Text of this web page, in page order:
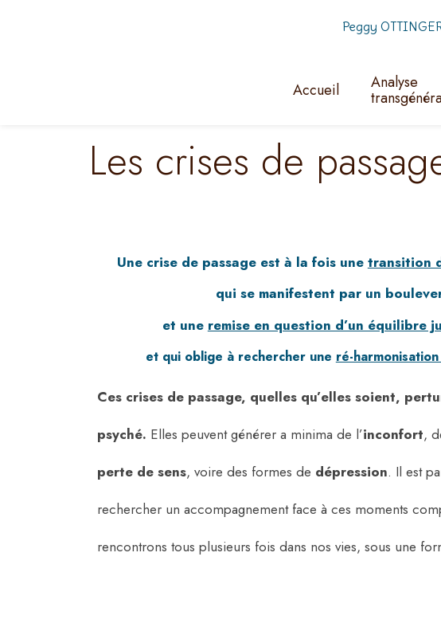
Peggy
Accueil Analyse
Les crises de
Une crise de passage est à la fois une transition
qui se manifestent par un
et une remise en question d’un équilibre
et qui oblige à rechercher une ré-
Ces crises de passage, quelles qu’elles soient,
psyché. Elles peuvent générer a minima de l’inconfort,
perte de sens, voire des formes de dépression. Il est
rechercher un accompagnement face à ces moments
rencontrons tous plusieurs fois dans nos vies, sous une